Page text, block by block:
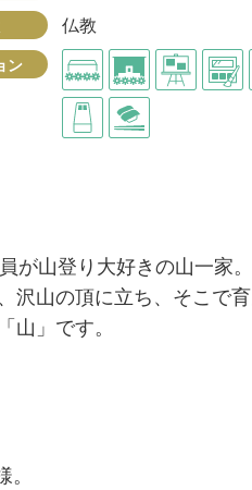
仏教
ン
が山登り大好きの山一家
沢山の頂に立ち、そこで
」です。